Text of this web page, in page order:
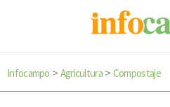
Infocampo > Agricultura> Compostaje